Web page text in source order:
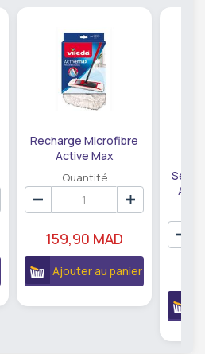
Recharge Microfibre
Active Max
Compatible avec Balai
Vileda
Quantité
159,90 MAD
Ajouter au panier